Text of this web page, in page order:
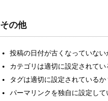
その他
投稿の日付が古くなっていない
カテゴリは適切に設定されてい
タグは適切に設定されているか
パーマリンクを独自に設定して